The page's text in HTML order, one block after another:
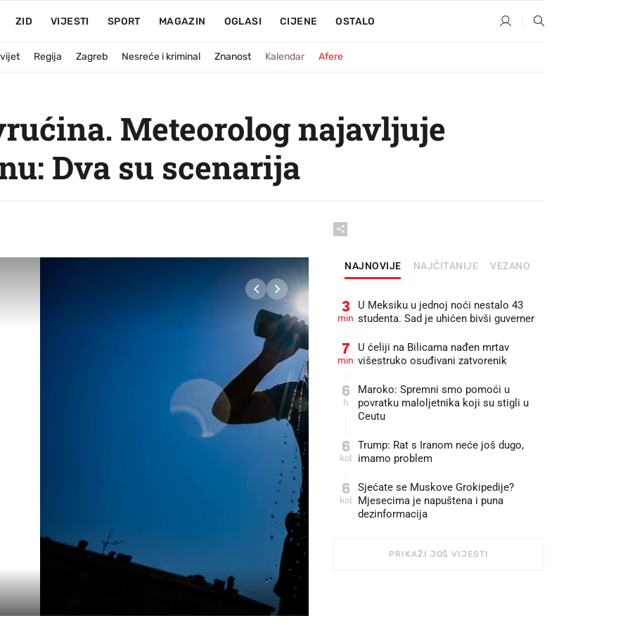
ZID VIJESTI SPORT MAGAZIN OGLASI CIJENE OSTALO
Regija Zagreb Nesreće i kriminal Znanost Kalendar Afere
Meteorolog najavljuje
Dva su scenarija
NAJNOVIJE NAJČITANIJE VEZANO
3
min
U Meksiku u jednoj noći nestalo 43
studenta. Sad je uhićen bivši guverner
7
min
U ćeliji na Bilicama nađen mrtav
višestruko osuđivani zatvorenik
6
h
Maroko: Spremni smo pomoći u
povratku maloljetnika koji su stigli u
Ceutu
6
kol
Trump: Rat s Iranom neće još dugo,
imamo problem
6
kol
Sjećate se Muskove Grokipedije?
Mjesecima je napuštena i puna
dezinformacija
PRIKAŽI JOŠ VIJESTI